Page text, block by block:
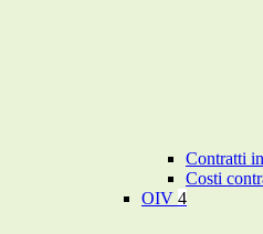
Contratti
Costi
OIV 4